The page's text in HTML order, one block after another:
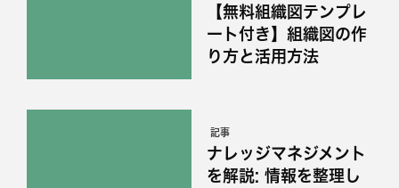
【無料組織図テンプレ
ート付き】組織図の作
り方と活用方法
記事
ナレッジマネジメント
を解説: 情報を整理し